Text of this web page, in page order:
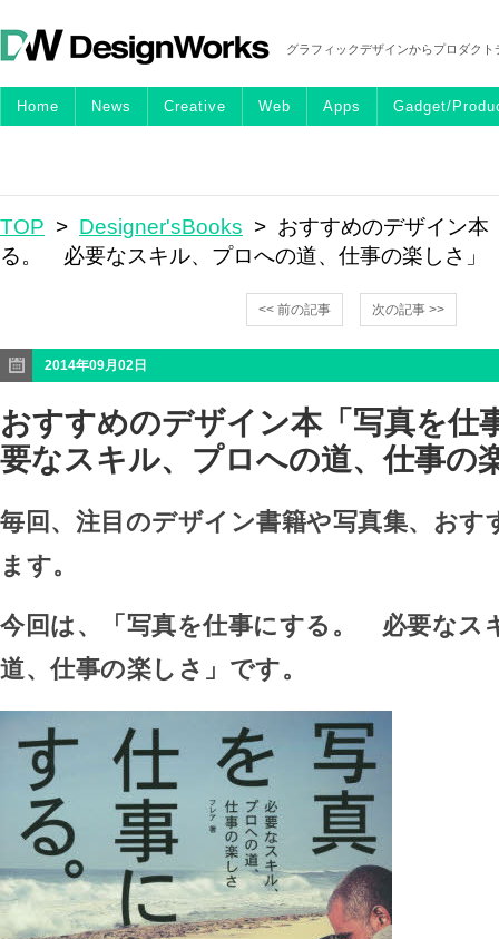
グラフィックデザインからプロダク
Home News Creative Web Apps Gadget/
TOP > Designer'sBooks > おすすめのデザイン本
る。 必要なスキル、プロへの道、仕事の楽しさ」
<< 前の記事 次の記事 >>
2014年09月02日
おすすめのデザイン本「写真を
要なスキル、プロへの道、仕事の
毎回、注目のデザイン書籍や写真集、おす
ます。
今回は、「写真を仕事にする。 必要なス
道、仕事の楽しさ」です。